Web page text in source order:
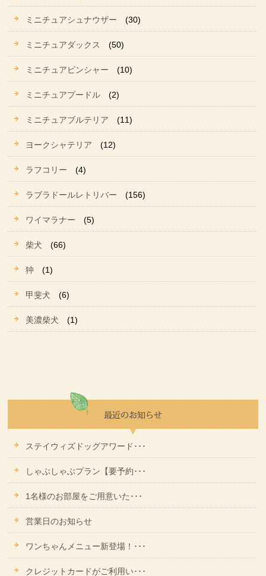
ミニチュアシュナウザー (30)
ミニチュアダックス (50)
ミニチュアピンシャー (10)
ミニチュアプードル (2)
ミニチュアブルテリア (11)
ヨークシャテリア (12)
ラフコリー (4)
ラブラドールレトリバー (156)
ワイマラナー (5)
柴犬 (66)
狆 (1)
甲斐犬 (6)
美濃柴犬 (1)
ステイウィズドッグアワード･･･
しゃぶしゃぶプラン【要予約･･･
1名様のお部屋をご用意いた･･･
営業日のお知らせ
ワンちゃんメニュー新登場！･･･
クレジットカードがご利用い･･･